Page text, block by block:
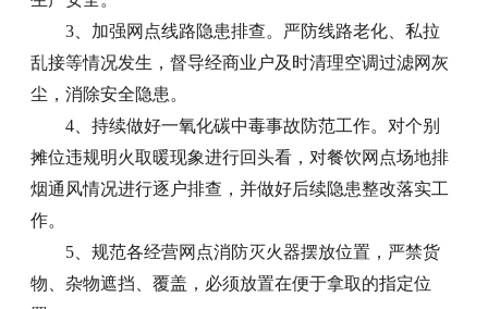
3、加强网点线路隐患排查。严防线路老化、私拉
乱接等情况发生，督导经商业户及时清理空调过滤网灰
尘，消除安全隐患。
4、持续做好一氧化碳中毒事故防范工作。对个别
摊位违规明火取暖现象进行回头看，对餐饮网点场地排
烟通风情况进行逐户排查，并做好后续隐患整改落实工
作。
5、规范各经营网点消防灭火器摆放位置，严禁货
物、杂物遮挡、覆盖，必须放置在便于拿取的指定位